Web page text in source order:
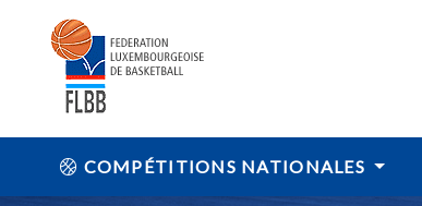
COMPÉTITIONS NATIONALES